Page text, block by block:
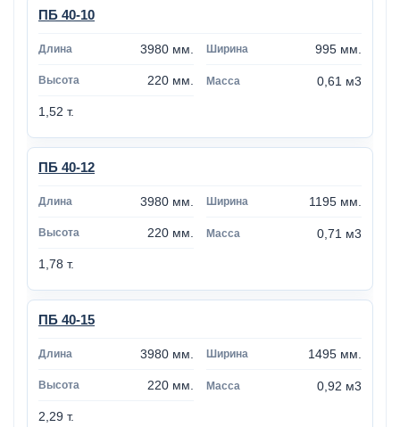
ПБ 40-10
3980 мм. 995 мм.
220 мм. 0,61 м3
1,52 т.
ПБ 40-12
3980 мм. 1195 мм.
220 мм. 0,71 м3
1,78 т.
ПБ 40-15
3980 мм. 1495 мм.
220 мм. 0,92 м3
2,29 т.